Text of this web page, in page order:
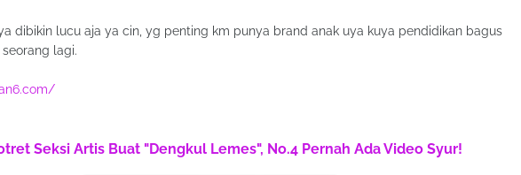
dibikin lucu aja ya cin, yg penting km punya brand anak uya kuya pendidikan bagus
lagi.
Seksi Artis Buat "Dengkul Lemes", No.4 Pernah Ada Video Syur!